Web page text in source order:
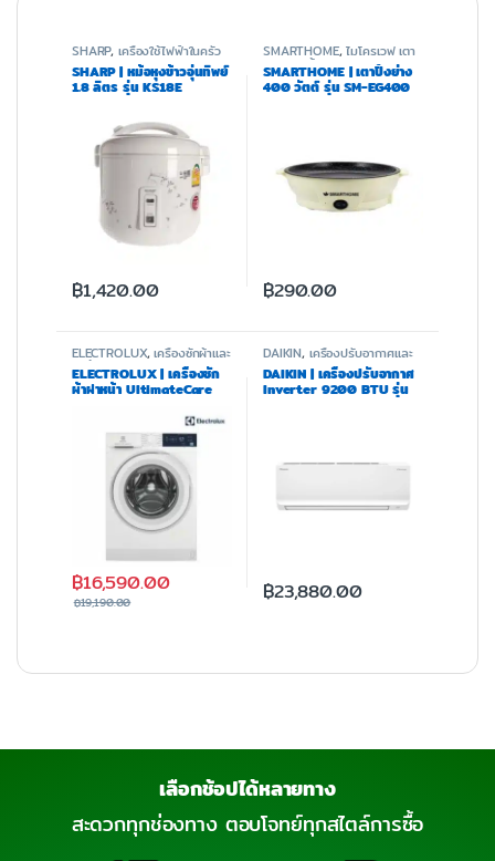
SHARP,เครื่องใช้ไฟฟ้าในครัว
SHARP | หม้อหุงข้าวอุ่นทิพย์
1.8 ลิตร รุ่น KS18E
฿1,420.00
SMARTHOME,ไมโครเวฟ เตา
อบ และหม้อทอด
SMARTHOME | เตาปิ้งย่าง
400 วัตต์ รุ่น SM-EG400
฿290.00
ELECTROLUX,เครื่องซักผ้าและ
อบผ้า
ELECTROLUX | เครื่องซัก
ผ้าฝาหน้า UltimateCare
฿16,590.00
฿19,190.00
DAIKIN, เครื่องปรับอากาศและ
ฟอกอากาศ
DAIKIN | เครื่องปรับอากาศ
Inverter 9200 BTU รุ่น
฿23,880.00
เลือกช้อปได้หลายทาง
สะดวกทุกช่องทาง ตอบโจทย์ทุกสไตล์การซื้อ